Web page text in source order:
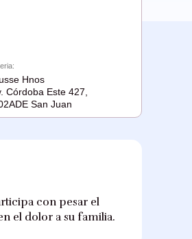
Hnos
Córdoba Este 427,
San Juan
con pesar el
el dolor a su familia.